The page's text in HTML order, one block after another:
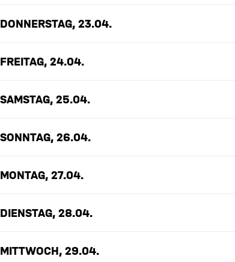
DONNERSTAG, 23.04.
FREITAG, 24.04.
SAMSTAG, 25.04.
SONNTAG, 26.04.
MONTAG, 27.04.
DIENSTAG, 28.04.
MITTWOCH, 29.04.